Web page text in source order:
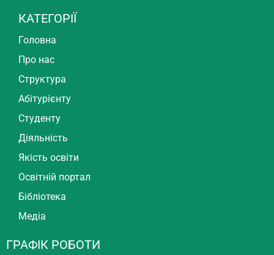
КАТЕГОРІЇ
Головна
Про нас
Структура
Абітурієнту
Студенту
Діяльність
Якість освіти
Освітній портал
Бібліотека
Медіа
ГРАФІК РОБОТИ